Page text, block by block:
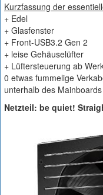
Kurzfassung der
+ Edel
+ Glasfenster
+ Front-USB3.2 Gen 2
+ leise Gehäuselüfter
+ Lüftersteuerung ab
0 etwas fummelige
unterhalb des Mainboards
Netzteil: be quiet!